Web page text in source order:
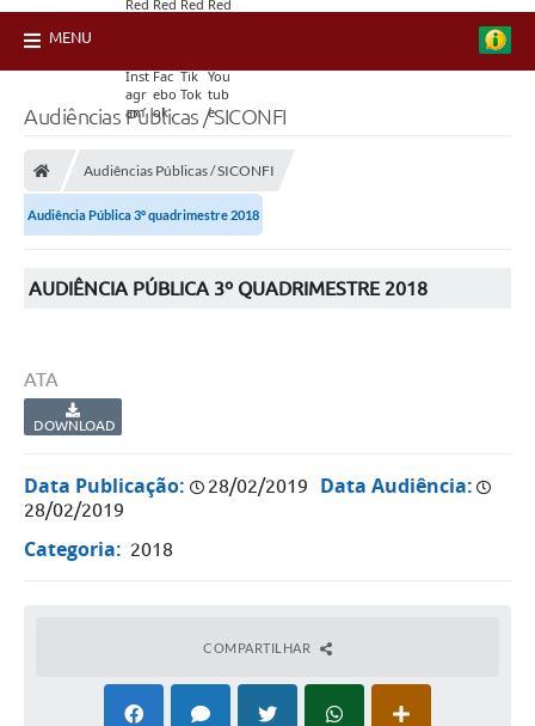
MENU
Audiências Públicas / SICONFI
Audiências Públicas / SICONFI
Audiência Pública 3º quadrimestre 2018
AUDIÊNCIA PÚBLICA 3º QUADRIMESTRE 2018
ATA
DOWNLOAD
Data Publicação: 28/02/2019 Data Audiência:
28/02/2019
Categoria: 2018
COMPARTILHAR